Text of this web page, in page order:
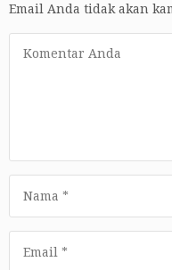
Email Anda tidak akan